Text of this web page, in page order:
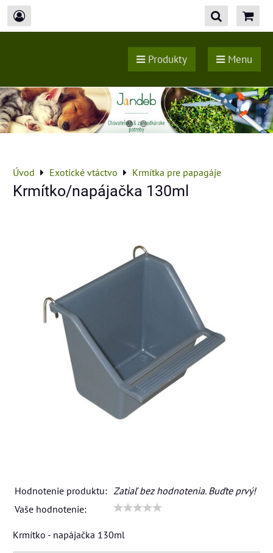
Produkty Menu
Úvod Exotické vtáctvo Krmítka pre papagáje
Krmítko/napájačka 130ml
Hodnotenie produktu: Zatiaľ bez hodnotenia. Buďte prvý!
Vaše hodnotenie:
Krmítko - napájačka 130ml